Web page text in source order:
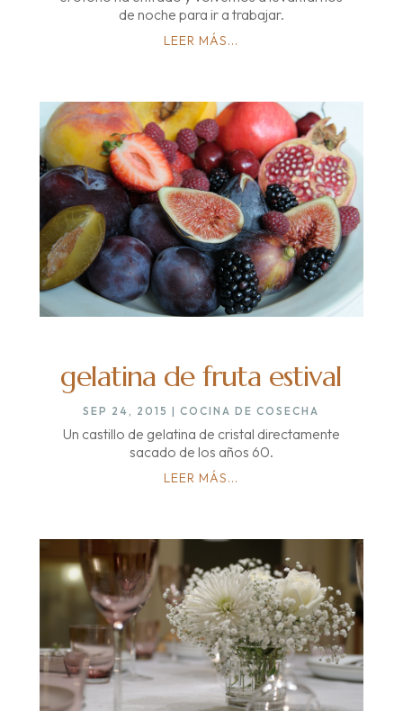
de noche para ir a trabajar.
LEER MÁS...
gelatina de fruta estival
SEP 24, 2015 |COCINA DE COSECHA
Un castillo de gelatina de cristal directamente
sacado de los años 60.
LEER MÁS...